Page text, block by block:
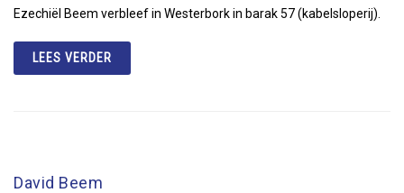
Ezechiël Beem verbleef in Westerbork in barak 57 (kabelsloperij).
LEES VERDER
David Beem